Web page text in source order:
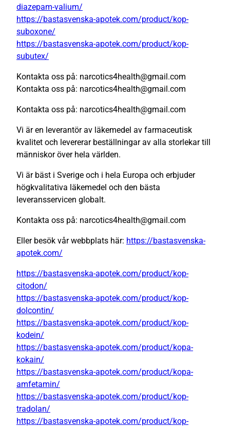
diazepam-valium/
https://bastasvenska-apotek.com/product/kop-
suboxone/
https://bastasvenska-apotek.com/product/kop-
subutex/
Kontakta oss på: narcotics4health@gmail.com
Kontakta oss på: narcotics4health@gmail.com
Kontakta oss på: narcotics4health@gmail.com
Vi är en leverantör av läkemedel av farmaceutisk
kvalitet och levererar beställningar av alla storlekar till
människor över hela världen.
Vi är bäst i Sverige och i hela Europa och erbjuder
högkvalitativa läkemedel och den bästa
leveransservicen globalt.
Kontakta oss på: narcotics4health@gmail.com
Eller besök vår webbplats här: https://bastasvenska-
apotek.com/
https://bastasvenska-apotek.com/product/kop-
citodon/
https://bastasvenska-apotek.com/product/kop-
dolcontin/
https://bastasvenska-apotek.com/product/kop-
kodein/
https://bastasvenska-apotek.com/product/kopa-
kokain/
https://bastasvenska-apotek.com/product/kopa-
amfetamin/
https://bastasvenska-apotek.com/product/kop-
tradolan/
https://bastasvenska-apotek.com/product/kop-